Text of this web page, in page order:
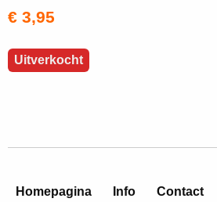
€ 3,95
Uitverkocht
Homepagina Info Contact